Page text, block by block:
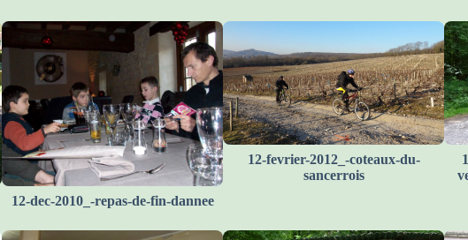
12-dec-2010_-repas-de-fin-dannee
12-fevrier-2012_-coteaux-du-
sancerrois